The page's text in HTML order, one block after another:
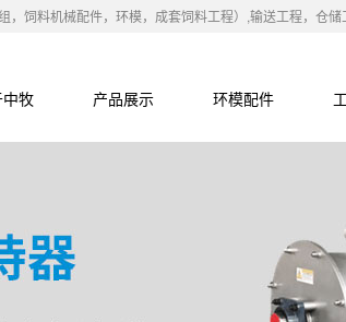
饲料机械配件，环模，成套饲料工程）,输送工程，仓储
牧 产品展示 环模配件